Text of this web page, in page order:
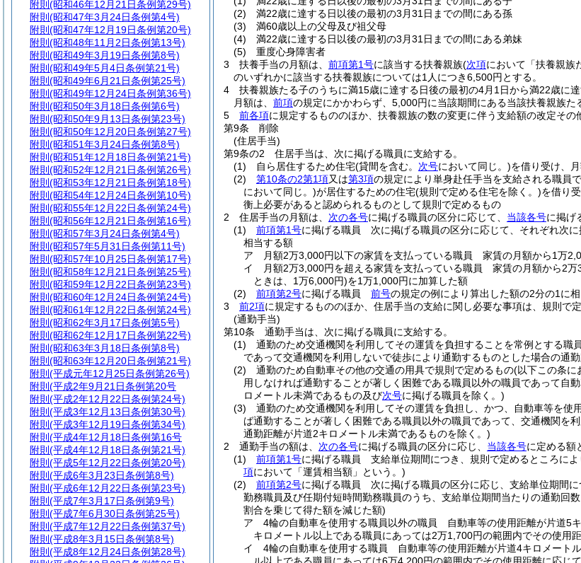
(2)
満22歳に達する日以後の最初の3月31日までの間にある孫
(3)
満60歳以上の父母及び祖父母
(4)
満22歳に達する日以後の最初の3月31日までの間にある弟妹
(5)
重度心身障害者
3
扶養手当の月額は、 前項第1号に該当する扶養親族(次項において「扶養親族
のいずれかに該当する扶養親族については1人につき6,500円とする。
4
扶養親族たる子のうちに満15歳に達する日後の最初の4月1日から満22歳に
月額は、 前項の規定にかかわらず、5,000円に当該期間にある当該扶養親族た
5
前各項に規定するもののほか、扶養親族の数の変更に伴う支給額の改定その
第9条
削除
(住居手当)
第9条の2
住居手当は、次に掲げる職員に支給する。
(1)
自ら居住するため住宅(貸間を含む。 次号において同じ。)を借り受け、
(2)
第10条の2第1項又は第3項の規定により単身赴任手当を支給される職員
において同じ。)が居住するための住宅(規則で定める住宅を除く。)を借り
衡上必要があると認められるものとして規則で定めるもの
2
住居手当の月額は、 次の各号に掲げる職員の区分に応じて、 当該各号に掲げ
(1)
前項第1号に掲げる職員 次に掲げる職員の区分に応じて、それぞれ次に
相当する額
ア
月額2万3,000円以下の家賃を支払っている職員 家賃の月額から1万
イ
月額2万3,000円を超える家賃を支払っている職員 家賃の月額から2万
ときは、1万6,000円)を1万1,000円に加算した額
(2)
前項第2号に掲げる職員 前号の規定の例により算出した額の2分の1に
3
前2項に規定するもののほか、住居手当の支給に関し必要な事項は、規則で定
(通勤手当)
第10条
通勤手当は、次に掲げる職員に支給する。
(1)
通勤のため交通機関を利用してその運賃を負担することを常例とする職員
であって交通機関を利用しないで徒歩により通勤するものとした場合の通
(2)
通勤のため自動車その他の交通の用具で規則で定めるもの(以下この条に
用しなければ通勤することが著しく困難である職員以外の職員であって自
ロメートル未満であるもの及び次号に掲げる職員を除く。)
(3)
通勤のため交通機関を利用してその運賃を負担し、かつ、自動車等を使
ば通勤することが著しく困難である職員以外の職員であって、交通機関を
通勤距離が片道2キロメートル未満であるものを除く。)
2
通勤手当の額は、 次の各号に掲げる職員の区分に応じ、 当該各号に定める額
(1)
前項第1号に掲げる職員 支給単位期間につき、規則で定めるところに
項において「運賃相当額」という。)
(2)
前項第2号に掲げる職員 次に掲げる職員の区分に応じ、支給単位期間
勤務職員及び任期付短時間勤務職員のうち、支給単位期間当たりの通勤回
割合を乗じて得た額を減じた額)
ア
4輪の自動車を使用する職員以外の職員 自動車等の使用距離が片道5
キロメートル以上である職員にあっては2万1,700円の範囲内でその使用
イ
4輪の自動車を使用する職員 自動車等の使用距離が片道4キロメート
附則 (昭和46年12月21日条例第29号)
附則 (昭和47年3月24日条例第4号)
附則 (昭和47年12月19日条例第20号)
附則 (昭和48年11月2日条例第13号)
附則 (昭和49年3月19日条例第8号)
附則 (昭和49年5月4日条例第21号)
附則 (昭和49年6月21日条例第25号)
附則 (昭和49年12月24日条例第36号)
附則 (昭和50年3月18日条例第6号)
附則 (昭和50年9月13日条例第23号)
附則 (昭和50年12月20日条例第27号)
附則 (昭和51年3月24日条例第8号)
附則 (昭和51年12月18日条例第21号)
附則 (昭和52年12月21日条例第26号)
附則 (昭和53年12月21日条例第18号)
附則 (昭和54年12月24日条例第10号)
附則 (昭和55年12月22日条例第24号)
附則 (昭和56年12月21日条例第16号)
附則 (昭和57年3月24日条例第4号)
附則 (昭和57年5月31日条例第11号)
附則 (昭和57年10月25日条例第17号)
附則 (昭和58年12月21日条例第25号)
附則 (昭和59年12月22日条例第23号)
附則 (昭和60年12月24日条例第24号)
附則 (昭和61年12月22日条例第24号)
附則 (昭和62年3月17日条例第5号)
附則 (昭和62年12月17日条例第22号)
附則 (昭和63年3月18日条例第8号)
附則 (昭和63年12月20日条例第21号)
附則 (平成元年12月25日条例第26号)
附則 (平成2年9月21日条例第20号
附則 (平成2年12月22日条例第24号)
附則 (平成3年12月13日条例第30号)
附則 (平成3年12月19日条例第34号)
附則 (平成4年12月18日条例第16号
附則 (平成4年12月18日条例第21号)
附則 (平成5年12月22日条例第20号)
附則 (平成6年3月23日条例第8号)
附則 (平成6年12月22日条例第23号)
附則 (平成7年3月17日条例第9号)
附則 (平成7年6月30日条例第25号)
附則 (平成7年12月22日条例第37号)
附則 (平成8年3月15日条例第8号)
附則 (平成8年12月24日条例第28号)